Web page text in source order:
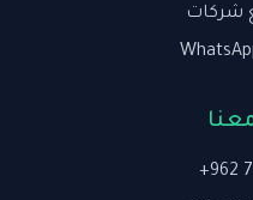
شركات
+962